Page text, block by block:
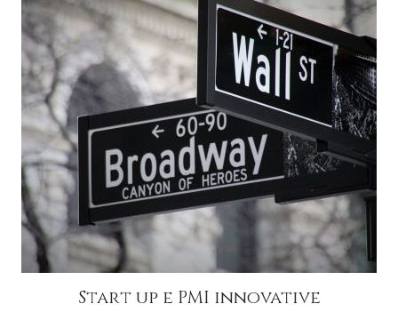
Start up e PMI innovative